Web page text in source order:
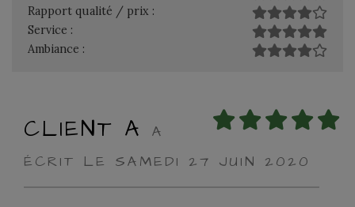
Rapport qualité / prix :
Service :
Ambiance :
CLIENT A
A
ÉCRIT LE SAMEDI 27 JUIN 2020